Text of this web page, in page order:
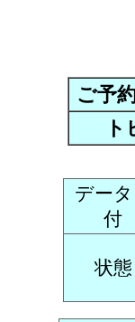
ご予
データ
付
状態